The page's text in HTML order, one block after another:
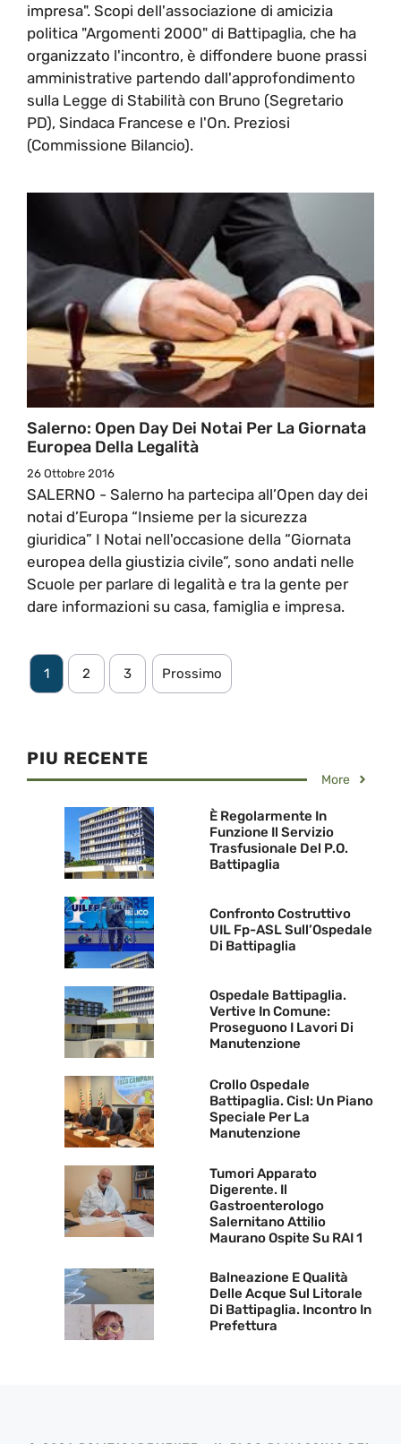
impresa". Scopi dell'associazione di amicizia
politica "Argomenti 2000" di Battipaglia, che ha
organizzato l'incontro, è diffondere buone prassi
amministrative partendo dall'approfondimento
sulla Legge di Stabilità con Bruno (Segretario
PD), Sindaca Francese e l'On. Preziosi
(Commissione Bilancio).
Salerno: Open Day Dei Notai Per La Giornata
Europea Della Legalità
26 Ottobre 2016
SALERNO - Salerno ha partecipa all’Open day dei
notai d’Europa “Insieme per la sicurezza
giuridica” I Notai nell'occasione della “Giornata
europea della giustizia civile”, sono andati nelle
Scuole per parlare di legalità e tra la gente per
dare informazioni su casa, famiglia e impresa.
1 2 3 Prossimo
PIU RECENTE
More
È Regolarmente In
Funzione Il Servizio
Trasfusionale Del P.O.
Battipaglia
Confronto Costruttivo
UIL Fp-ASL Sull’Ospedale
Di Battipaglia
Ospedale Battipaglia.
Vertive In Comune:
Proseguono I Lavori Di
Manutenzione
Crollo Ospedale
Battipaglia. Cisl: Un Piano
Speciale Per La
Manutenzione
Tumori Apparato
Digerente. Il
Gastroenterologo
Salernitano Attilio
Maurano Ospite Su RAI 1
Balneazione E Qualità
Delle Acque Sul Litorale
Di Battipaglia. Incontro In
Prefettura